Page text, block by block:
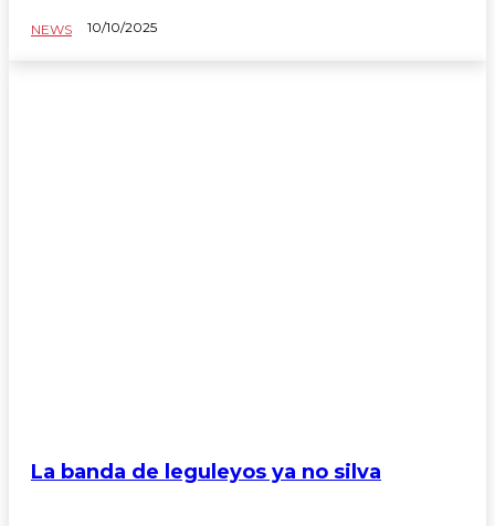
NEWS 10/10/2025
La banda de leguleyos ya no silva